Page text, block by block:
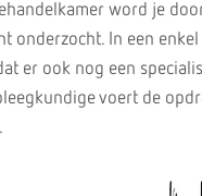
word je
onderzocht. In een
er ook nog een
voert de